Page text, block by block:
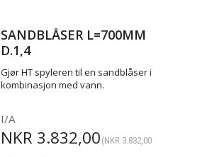
SANDBLÅSER L=700MM
D.1,4
Gjør HT spyleren til en sandblåser i
kombinasjon med vann.
I/A
NKR 3.832,00 (NKR 3.832,00